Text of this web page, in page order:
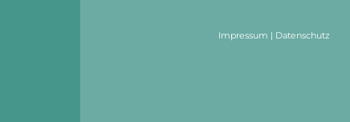
Impressum | Datenschutz